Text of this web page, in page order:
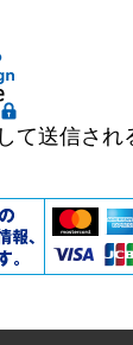
て送信され